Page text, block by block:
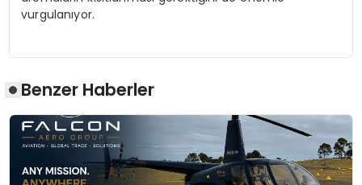
vurgulanıyor.
Benzer Haberler